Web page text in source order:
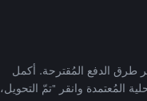
طرق الدفع المُقترحة. أكمل
المُعتمدة وانقر "تمّ التحويل،